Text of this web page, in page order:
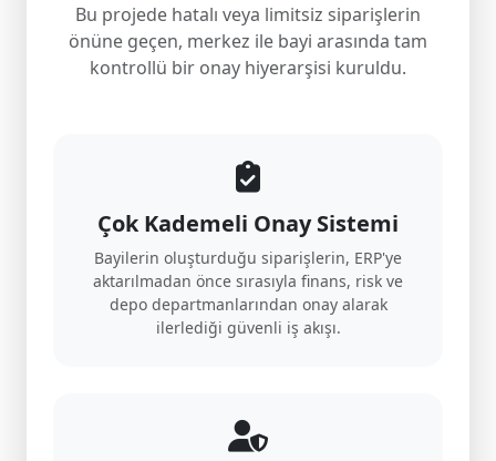
Bu projede hatalı veya limitsiz siparişlerin
önüne geçen, merkez ile bayi arasında tam
kontrollü bir onay hiyerarşisi kuruldu.
Çok Kademeli Onay Sistemi
Bayilerin oluşturduğu siparişlerin, ERP'ye
aktarılmadan önce sırasıyla finans, risk ve
depo departmanlarından onay alarak
ilerlediği güvenli iş akışı.